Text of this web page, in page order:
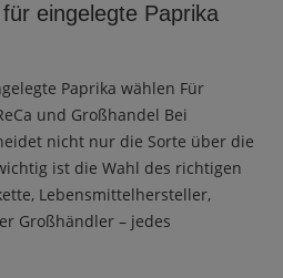
eingelegte Paprika
Paprika wählen Für
und Großhandel Bei
nicht nur die Sorte über die
ist die Wahl des richtigen
Lebensmittelhersteller,
Großhändler – jedes